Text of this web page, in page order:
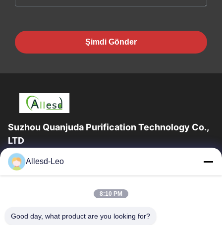
Şimdi Gönder
Suzhou Quanjuda Purification Technology Co.,
LTD
16 yıllık Tecrübe, ESD ve Temiz Oda ürünlerinin lider üreticisi ve
ihracatçısı olarak, eksiksiz bir ESD ve Temiz Oda ekipmanı ve
Ev
Ürün:% S
Allesd-Leo
8:10 PM
Good day, what product are you looking for?